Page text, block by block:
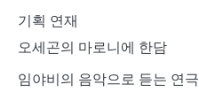
기획 연재
오세곤의 마로니에 한담
임야비의 음악으로 듣는 연극